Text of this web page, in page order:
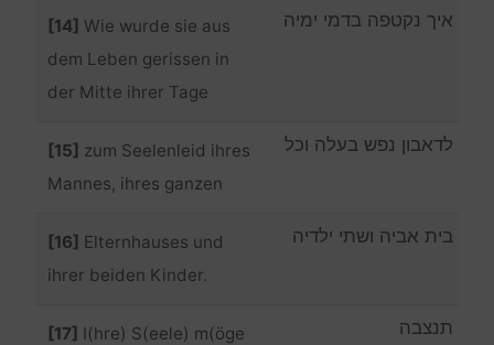
[14] Wie wurde sie aus
dem Leben gerissen in
der Mitte ihrer Tage
איך נקטפה בדמי ימיה
[15] zum Seelenleid ihres
Mannes, ihres ganzen
לדאבון נפש בעלה וכל
[16] Elternhauses und
ihrer beiden Kinder.
בית אביה ושתי ילדיה
[17] I(hre) S(eele) m(öge
תנצבה